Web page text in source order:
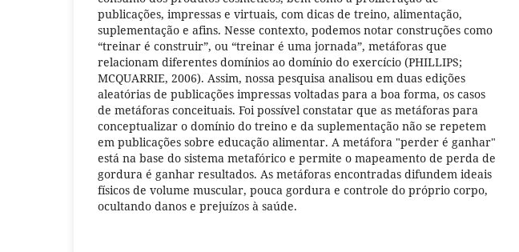
publicações, impressas e virtuais, com dicas de treino, alimentação,
suplementação e afins. Nesse contexto, podemos notar construções como
“treinar é construir”, ou “treinar é uma jornada”, metáforas que
relacionam diferentes domínios ao domínio do exercício (PHILLIPS;
MCQUARRIE, 2006). Assim, nossa pesquisa analisou em duas edições
aleatórias de publicações impressas voltadas para a boa forma, os casos
de metáforas conceituais. Foi possível constatar que as metáforas para
conceptualizar o domínio do treino e da suplementação não se repetem
em publicações sobre educação alimentar. A metáfora "perder é ganhar"
está na base do sistema metafórico e permite o mapeamento de perda de
gordura é ganhar resultados. As metáforas encontradas difundem ideais
físicos de volume muscular, pouca gordura e controle do próprio corpo,
ocultando danos e prejuízos à saúde.